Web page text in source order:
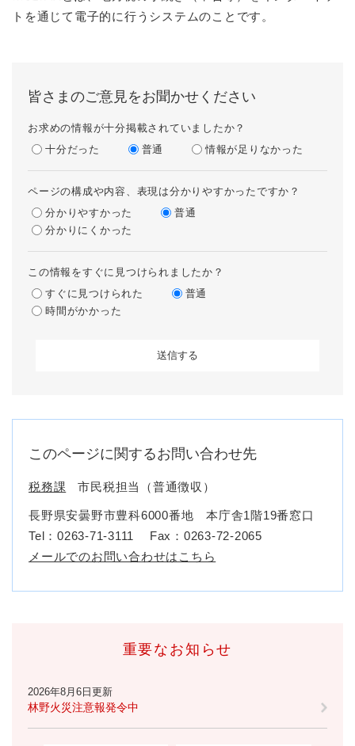
トを通じて電子的に行うシステムのことです。
皆さまのご意見をお聞かせください
お求めの情報が十分掲載されていましたか？
十分だった
普通 情報が足りなかった
ページの構成や内容、表現は分かりやすかったですか？
分かりやすかった
普通
分かりにくかった
この情報をすぐに見つけられましたか？
すぐに見つけられた
普通
時間がかかった
このページに関するお問い合わせ先
税務課 市民税担当（普通徴収）
長野県安曇野市豊科6000番地 本庁舎1階19番窓口
Tel：0263-71-3111
Fax：0263-72-2065
メールでのお問い合わせはこちら
重要なお知らせ
2026年8月6日更新
林野火災注意報発令中